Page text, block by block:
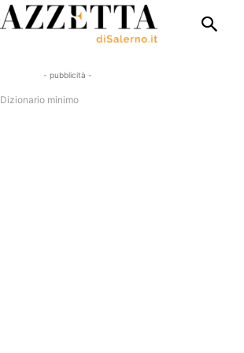
- pubblicità -
Dizionario minimo